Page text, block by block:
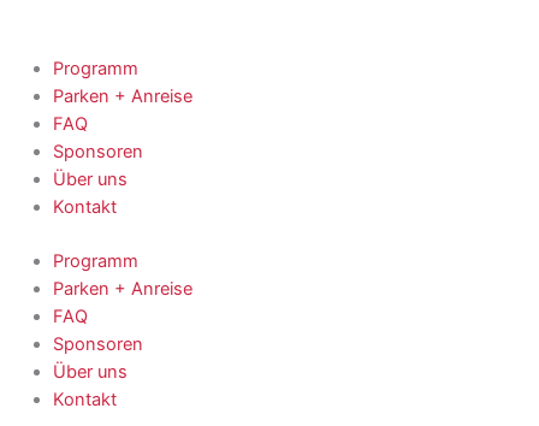
springenProgramm
Parken + Anreise
FAQ
Sponsoren
Über uns
Kontakt
Programm
Parken + Anreise
FAQ
Sponsoren
Über uns
Kontakt